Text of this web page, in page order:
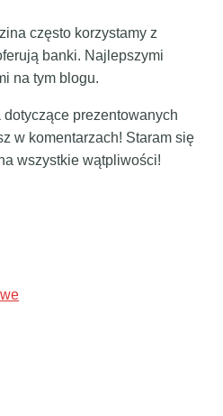
często korzystamy z
banki. Najlepszymi
na tym blogu.
prezentowanych
w komentarzach! Staram się
wszystkie wątpliwości!